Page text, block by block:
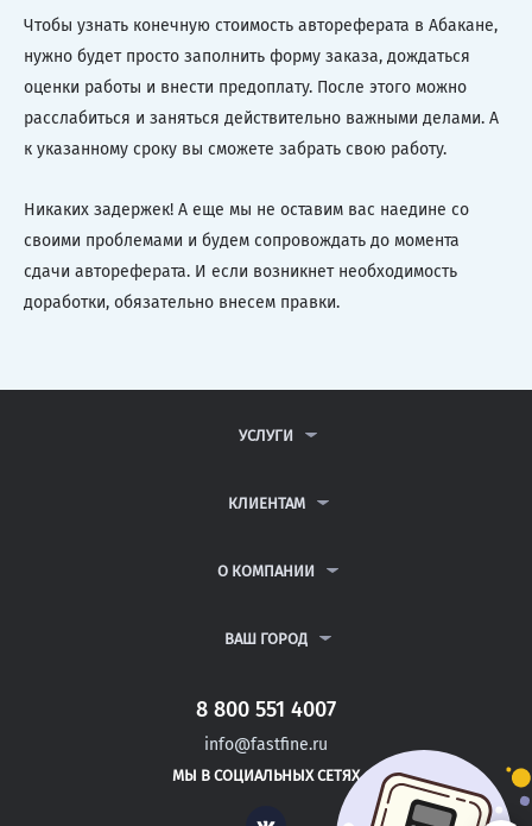
Чтобы узнать конечную стоимость автореферата в Абакане,
нужно будет просто заполнить форму заказа, дождаться
оценки работы и внести предоплату. После этого можно
расслабиться и заняться действительно важными делами. А
к указанному сроку вы сможете забрать свою работу.
Никаких задержек! А еще мы не оставим вас наедине со
своими проблемами и будем сопровождать до момента
сдачи автореферата. И если возникнет необходимость
доработки, обязательно внесем правки.
УСЛУГИ
ДИПЛОМНЫЕ РАБОТЫ
РЕФЕРАТЫ
КЛИЕНТАМ
ВОПРОСЫ И ОТВЕТЫ
ПОЛИТИКА КОНФИДЕНЦИАЛЬНОСТИ
О КОМПАНИИ
КОНТАКТЫ
ВАШ ГОРОД
САНКТ-ПЕТЕРБУРГ
ЧАЙКОВСКИЙ
ЧЕРЕПОВЕЦ
8 800 551 4007
info@fastfine.ru
МЫ В СОЦИАЛЬНЫХ СЕТЯХ